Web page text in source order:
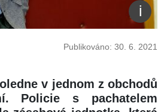
Publikováno: 30. 6. 2021
v jednom z obchodů
Policie s pachatelem